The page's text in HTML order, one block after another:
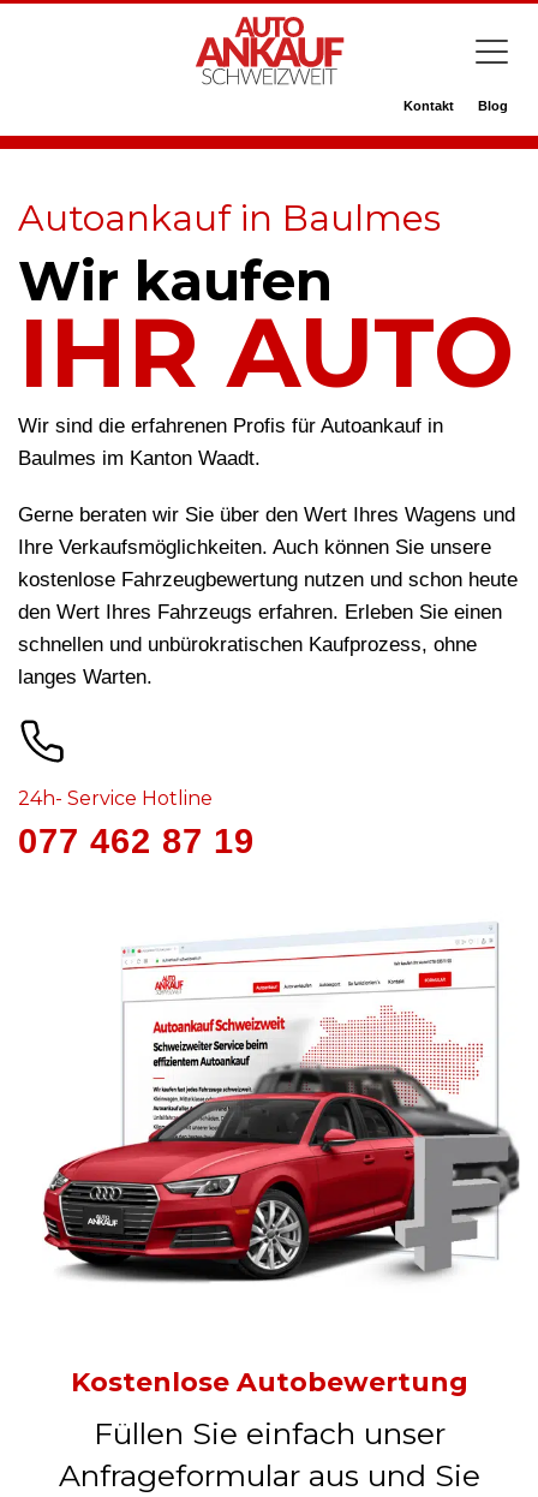
Kontakt Blog
Autoankauf in Baulmes
Wir kaufen
IHR AUTO
Wir sind die erfahrenen Profis für Autoankauf in
Baulmes im Kanton Waadt.
Gerne beraten wir Sie über den Wert Ihres Wagens und
Ihre Verkaufsmöglichkeiten. Auch können Sie unsere
kostenlose Fahrzeugbewertung nutzen und schon heute
den Wert Ihres Fahrzeugs erfahren. Erleben Sie einen
schnellen und unbürokratischen Kaufprozess, ohne
langes Warten.
24h- Service Hotline
077 462 87 19
Kostenlose Autobewertung
Füllen Sie einfach unser
Anfrageformular aus und Sie